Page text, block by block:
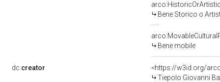
Bene Storico o
Bene mobile
dc:creator
<https://w3id.org/
Tiepolo Giovanni